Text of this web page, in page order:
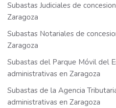
Subastas Judiciales de
Zaragoza
Subastas Notariales de
Zaragoza
Subastas del Parque Móvil del
administrativas en Zaragoza
Subastas de la Agencia
administrativas en Zaragoza